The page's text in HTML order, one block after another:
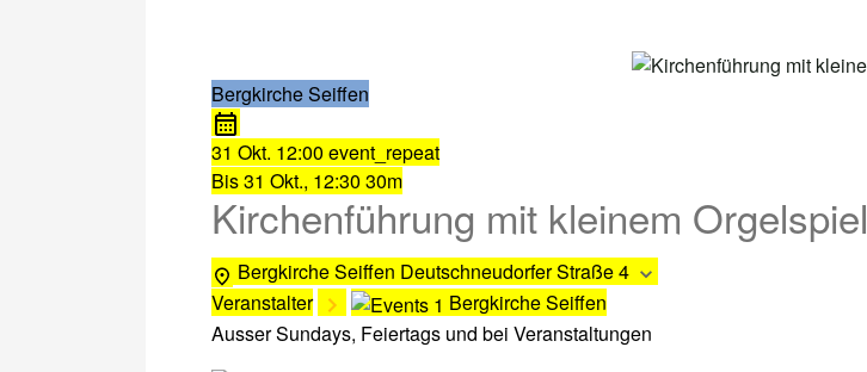
Bergkirche Seiffen
31 Okt. 12:00 event_repeat
Bis31 Okt., 12:30 30m
Kirchenführung mit kleinem Orgelspiel
Bergkirche Seiffen Deutschneudorfer Straße 4
Veranstalter
Bergkirche Seiffen
Ausser Sundays, Feiertags und bei Veranstaltungen